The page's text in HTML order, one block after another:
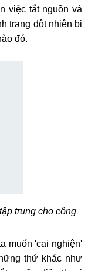
việc tắt nguồn và
trạng đột nhiên bị
đó.
trung cho công
muốn 'cai nghiện'
thứ khác như